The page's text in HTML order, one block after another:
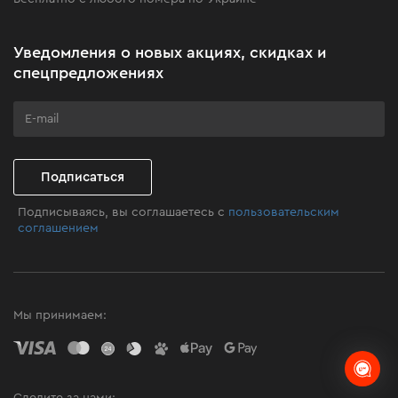
Клуб мастерства
Уведомления о новых акциях, скидках и
спецпредложениях
Подписаться
Подписываясь, вы соглашаетесь с пользовательским
соглашением
Мы принимаем: